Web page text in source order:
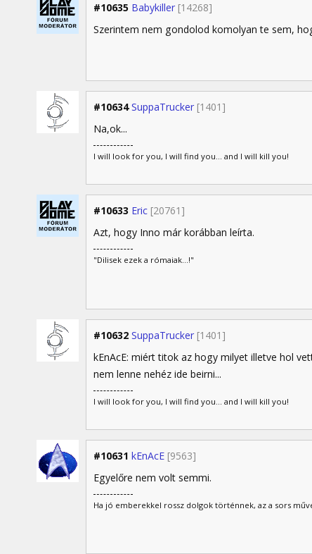
#10635 Babykiller [14268]
Szerintem nem gondolod komolyan te sem,
#10634 SuppaTrucker [1401]
Na,ok...
I will look for you, I will find you... and I will kill you!
#10633 Eric [20761]
Azt, hogy Inno már korábban leírta.
"Dilisek ezek a rómaiak...!"
#10632 SuppaTrucker [1401]
kEnAcE: miért titok az hogy milyet illetve hol
nem lenne nehéz ide beirni...
I will look for you, I will find you... and I will kill you!
#10631 kEnAcE [9563]
Egyelőre nem volt semmi.
Ha jó emberekkel rossz dolgok történnek, az a sors